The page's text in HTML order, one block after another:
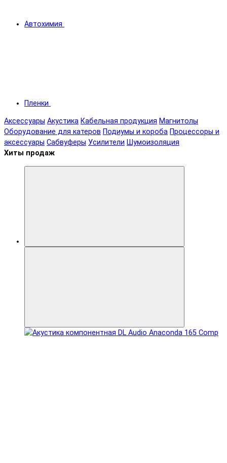
Автохимия
Пленки
Аксессуары Акустика Кабельная продукция Магнитолы
Оборудование для катеров Подиумы и короба Процессоры и
аксессуары Сабвуферы Усилители Шумоизоляция
Хиты продаж